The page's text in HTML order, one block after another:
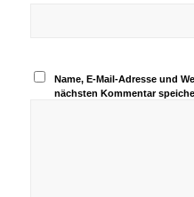
Name, E-Mail-Adresse und
nächsten Kommentar